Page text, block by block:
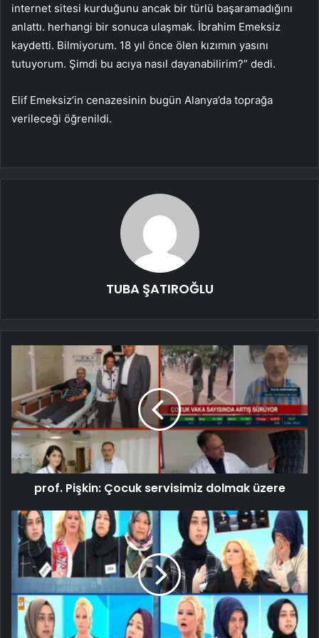
internet sitesi kurduğunu ancak bir türlü başaramadığını
anlattı. herhangi bir sonuca ulaşmak. İbrahim Emeksiz
kaydetti. Bilmiyorum. 18 yıl önce ölen kızımın yasını
tutuyorum. Şimdi bu acıya nasıl dayanabilirim?” dedi.
Elif Emeksiz’in cenazesinin bugün Alanya’da toprağa
verileceği öğrenildi.
TUBA ŞATIROĞLU
prof. Pişkin: Çocuk servisimiz dolmak üzere